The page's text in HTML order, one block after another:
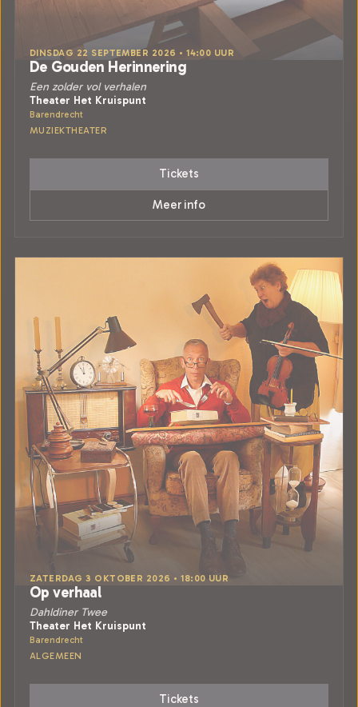
DINSDAG 22 SEPTEMBER 2026 • 14:00 UUR
De Gouden Herinnering
Een zolder vol verhalen
Theater Het Kruispunt
Barendrecht
MUZIEKTHEATER
Tickets
Meer info
ZATERDAG 3 OKTOBER 2026 • 18:00 UUR
Op verhaal
Dahldiner Twee
Theater Het Kruispunt
Barendrecht
ALGEMEEN
Tickets